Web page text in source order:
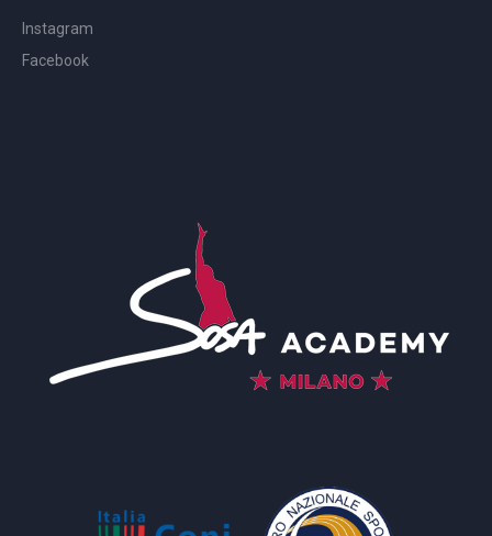
Instagram
Facebook